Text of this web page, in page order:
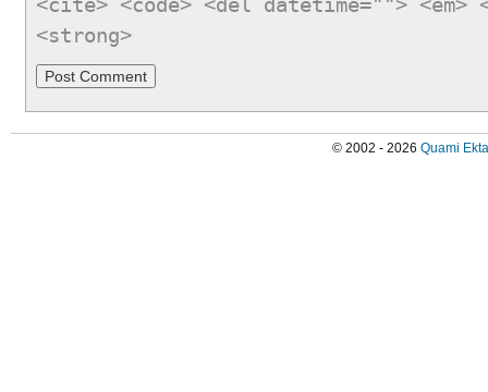
<cite> <code> <del datetime="">
<strong>
© 2002 - 2026 Quami